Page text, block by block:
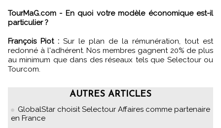
TourMaG.com - En quoi votre modèle économique est-il
particulier ?
François Piot : Sur le plan de la rémunération, tout est
redonné à l'adhérent. Nos membres gagnent 20% de plus
au minimum que dans des réseaux tels que Selectour ou
Tourcom.
AUTRES ARTICLES
GlobalStar choisit Selectour Affaires comme partenaire
en France